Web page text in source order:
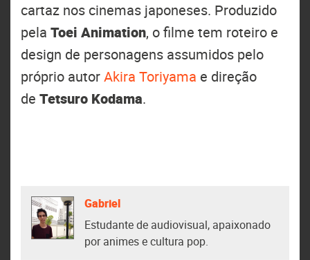
cartaz nos cinemas japoneses. Produzido
pela Toei Animation, o filme tem roteiro e
design de personagens assumidos pelo
próprio autorAkira Toriyama e direção
de Tetsuro Kodama.
Gabriel
Estudante de audiovisual, apaixonado
por animes e cultura pop.